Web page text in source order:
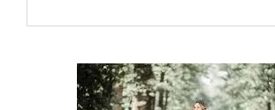
KUNST
MODELFOTOGRAFIE:
VOLG
EEN